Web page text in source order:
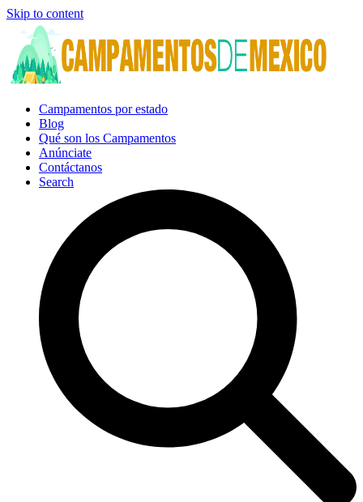
Skip to content
Campamentos por estado
Blog
Qué son los Campamentos
Anúnciate
Contáctanos
Search